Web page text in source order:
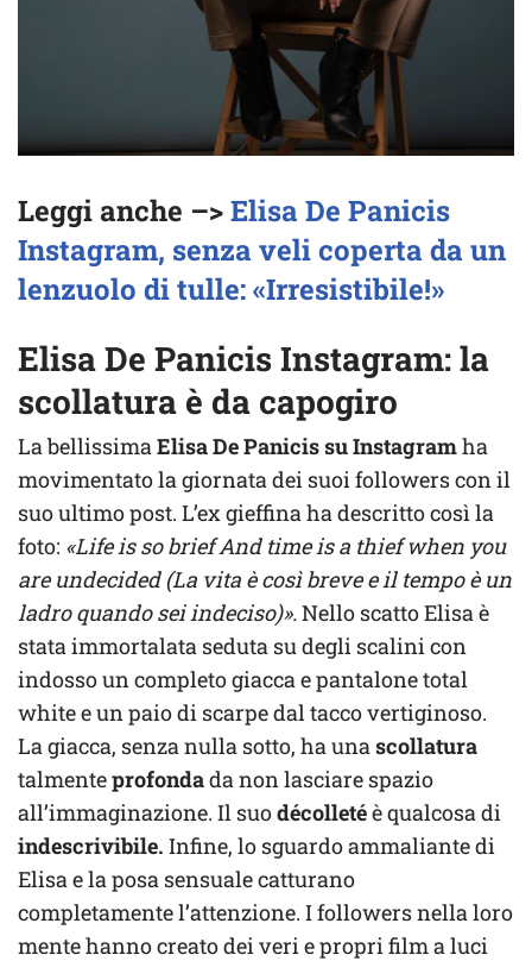
Leggi anche –>Elisa De Panicis
Instagram, senza veli coperta da un
lenzuolo di tulle: «Irresistibile!»
Elisa De Panicis Instagram: la
scollatura è da capogiro
La bellissimaElisa De Panicis su Instagramha
movimentato la giornata dei suoi followers con il
suo ultimo post. L’ex gieffina ha descritto così la
foto: «Life is so brief And time is a thief when you
are undecided (La vita è così breve e il tempo è un
ladro quando sei indeciso)».Nello scatto Elisa è
stata immortalata seduta su degli scalini con
indosso un completo giacca e pantalone total
white e un paio di scarpe dal tacco vertiginoso.
La giacca, senza nulla sotto, ha unascollatura
talmenteprofondada non lasciare spazio
all’immaginazione. Il suodécolletéè qualcosa di
indescrivibile. Infine, lo sguardo ammaliante di
Elisa e la posa sensuale catturano
completamente l’attenzione. I followers nella loro
mente hanno creato dei veri e propri film a luci